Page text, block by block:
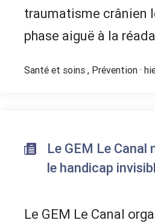
traumatisme crânien
phase aiguë à la
Santé et soins , Prévention ·
Le GEM Le Canal
le handicap
Le GEM Le Canal